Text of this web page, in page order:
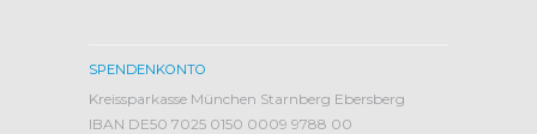
SPENDENKONTO
Kreissparkasse München Starnberg Ebersberg
IBAN DE50 7025 0150 0009 9788 00